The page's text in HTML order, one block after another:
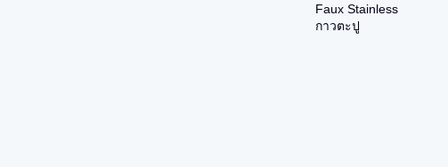
Faux Stainless
กาวตะปู